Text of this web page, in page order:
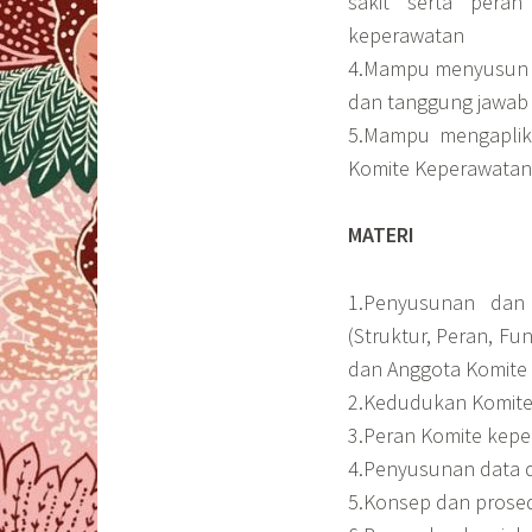
keperawatan
4.Mampu
dan tanggung
5.Mampu
Komite
MATERI
1.Penyusunan
(Struktur, Peran,
dan Anggota
2.Kedudukan
3.Peran Komite
4.Penyusunan data
5.Konsep dan